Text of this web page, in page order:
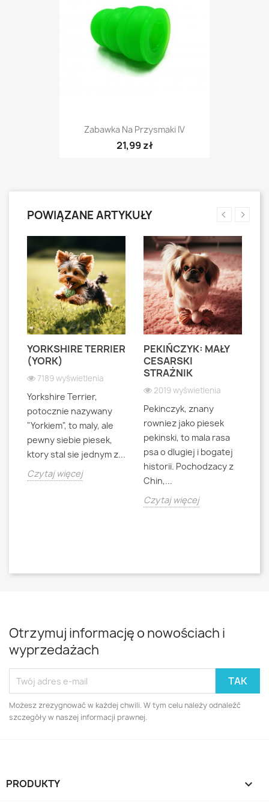
Zabawka Na Przysmaki IV
21,99 zł
POWIĄZANE ARTYKUŁY
YORKSHIRE TERRIER
(YORK)
7189 wyświetlenia
Yorkshire Terrier,
potocznie nazywany
"Yorkiem", to maly, ale
pewny siebie piesek,
ktory stal sie jednym z...
Czytaj więcej
PEKIŃCZYK: MAŁY
CESARSKI
STRAŻNIK
2019 wyświetlenia
Pekinczyk, znany
rowniez jako piesek
pekinski, to mala rasa
psa o dlugiej i bogatej
historii. Pochodzacy z
Chin,...
Czytaj więcej
Otrzymuj informację o nowościach i
wyprzedażach
Możesz zrezygnować w każdej chwili. W tym celu należy odnaleźć
szczegóły w naszej informacji prawnej.
PRODUKTY 